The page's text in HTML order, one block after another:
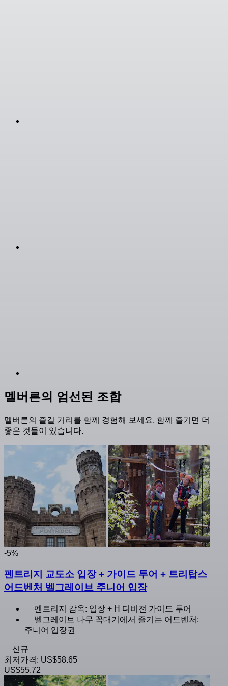
멜버른의 엄선된 조합
멜버른의 즐길 거리를 함께 경험해 보세요. 함께 즐기면 더
좋은 것들이 있습니다.
-5%
펜트리지 교도소 입장 + 가이드 투어 + 트리탑스
어드벤처 벨그레이브 주니어 입장
펜트리지 감옥: 입장 + H 디비전 가이드 투어
벨그레이브 나무 꼭대기에서 즐기는 어드벤처:
주니어 입장권
신규
최저가격: US$58.65
US$55.72